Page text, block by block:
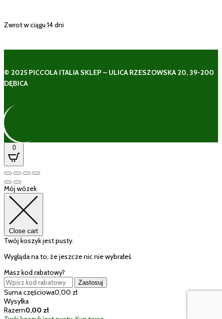
Zwrot w ciągu 14 dni
© 2025 PICCOLA ITALIA SKLEP – ULICA RZESZOWSKA 20, 39-200
DĘBICA
0
Mój wózek
Close cart
Twój koszyk jest pusty.
Wygląda na to, że jeszcze nic nie wybrałeś
Masz kod rabatowy?
Zastosuj
Suma częściowa0,00 zł
Wysyłka
Razem0,00 zł